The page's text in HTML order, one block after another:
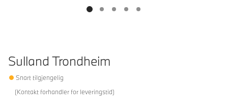
Sulland Trondheim
Snart tilgjengelig
(Kontakt forhandler for leveringstid)